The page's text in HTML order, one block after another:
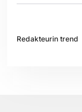
Redakteurin trend